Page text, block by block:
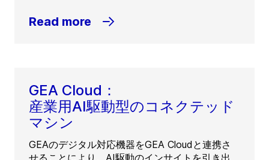
Read more
GEA Cloud：
産業用AI駆動型のコネクテッド
マシン
GEAのデジタル対応機器をGEA Cloudと連携さ